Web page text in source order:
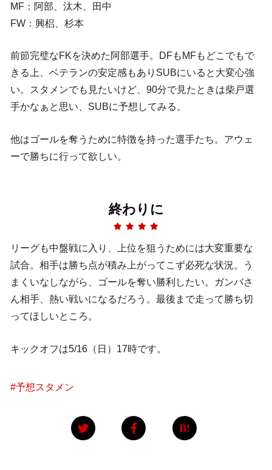
MF：阿部、汰木、田中
FW：興梠、杉本
前節完璧なFKを決めた阿部選手。DFもMFもどこでもで
きる上、ベテランの安定感もありSUBにいると大変心強
い。スタメンでも見たいけど、90分で見たときは柴戸選
手かなぁと思い、SUBに予想してみる。
他はゴールを奪うために特徴を持った選手たち。アウェ
ーで勝ちに行って欲しい。
終わりに
リーグも中盤戦に入り、上位を狙うためには大変重要な
試合。相手は勝ち点が積み上がってこず必死な状況。う
まくいなしながら、ゴールを奪い勝利したい。ガンバさ
ん相手、熱い戦いになるだろう。最後まで走って勝ち切
ってほしいところ。
キックオフは5/16（日）17時です。
#予想スタメン